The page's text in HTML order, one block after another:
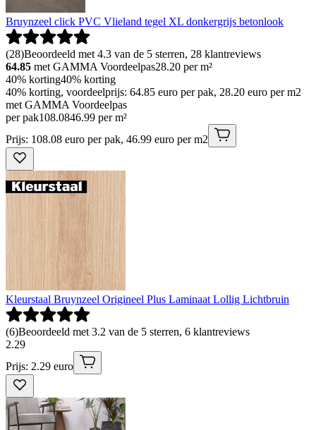
Bruynzeel click PVC Vlieland tegel XL donkergrijs betonlook
(28)Beoordeeld met 4.3 van de 5 sterren, 28 klantreviews
64.85 met GAMMA Voordeelpas28.20 per m²
40% korting40% korting
40% korting, voordeelprijs: 64.85 euro per pak, 28.20 euro per m2
met GAMMA Voordeelpas
per pak108.0846.99 per m²
Prijs: 108.08 euro per pak, 46.99 euro per m2
Kleurstaal Bruynzeel Origineel Plus Laminaat Lollig Lichtbruin
(6)Beoordeeld met 3.2 van de 5 sterren, 6 klantreviews
2.29
Prijs: 2.29 euro